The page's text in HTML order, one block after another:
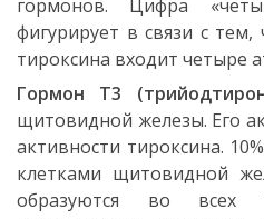
гормонов. Цифра
фигурирует в связи с
тироксина входит четыре
Гормон Т3
щитовидной железы. Его
активности тироксина.
клетками щитовидной
образуются во всех